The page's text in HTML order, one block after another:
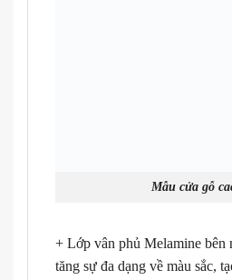
Mẫu cửa gỗ
+ Lớp vân phủ Melamine bên
tăng sự đa dạng về màu sắc,